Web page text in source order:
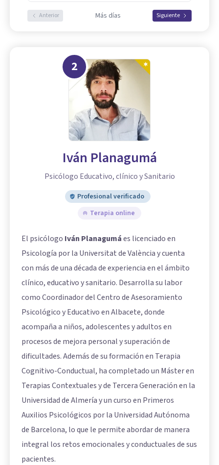
Anterior Más días Siguiente
2
Iván Planagumá
Psicólogo Educativo, clínico y Sanitario
Profesional verificado
Terapia online
El psicólogo Iván Planagumáes licenciado en
Psicología por la Universitat de València y cuenta
con más de una década de experiencia en el ámbito
clínico, educativo y sanitario. Desarrolla su labor
como Coordinador del Centro de Asesoramiento
Psicológico y Educativo en Albacete, donde
acompaña a niños, adolescentes y adultos en
procesos de mejora personal y superación de
dificultades. Además de su formación en Terapia
Cognitivo-Conductual, ha completado un Máster en
Terapias Contextuales y de Tercera Generación en la
Universidad de Almería y un curso en Primeros
Auxilios Psicológicos por la Universidad Autónoma
de Barcelona, lo que le permite abordar de manera
integral los retos emocionales y conductuales de sus
pacientes.